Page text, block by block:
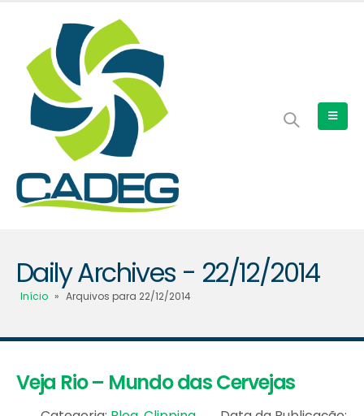
Daily Archives - 22/12/2014
Início » Arquivos para 22/12/2014
Veja Rio – Mundo das Cervejas